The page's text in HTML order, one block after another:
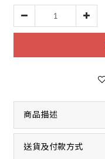
商品描述
送貨及付款方式